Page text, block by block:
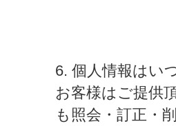
6. 個人情報はい
お客様はご提供
も照会・訂正・